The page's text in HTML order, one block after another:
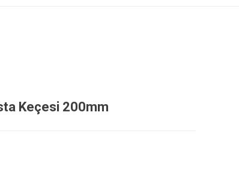
Keçesi 200mm